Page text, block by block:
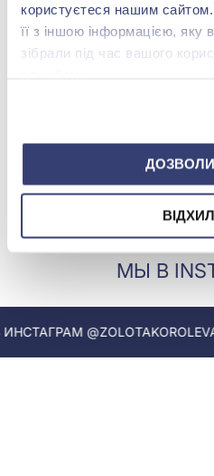
користуєтеся нашим
її з іншою інформацією, яку
зібрали під час вашого
(арт. Годинник 79)
МЫ В
@ZOLOTAKOROLEVA